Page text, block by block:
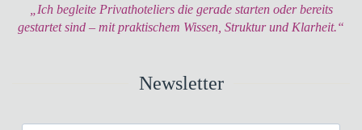
„Ich begleite Privathoteliers die gerade starten oder bereits
gestartet sind – mit praktischem Wissen, Struktur und Klarheit.“
Newsletter